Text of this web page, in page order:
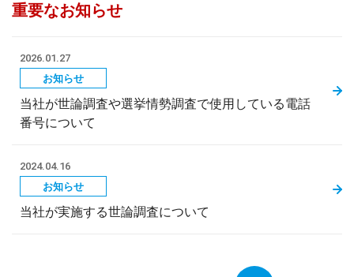
重要なお知らせ
2026.01.27
お知らせ
当社が世論調査や選挙情勢調査で使用している電話
番号について
2024.04.16
お知らせ
当社が実施する世論調査について